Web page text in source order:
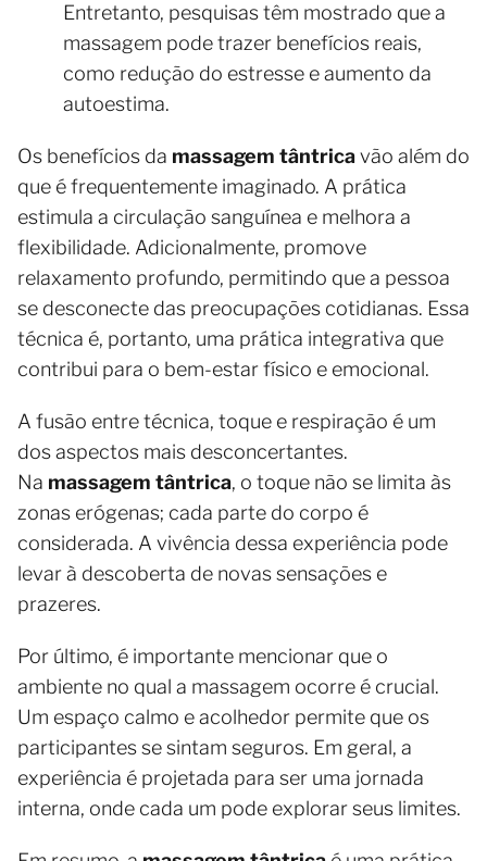
Entretanto, pesquisas têm mostrado que a
massagem pode trazer benefícios reais,
como redução do estresse e aumento da
autoestima.
Os benefícios da massagem tântricavão além do
que é frequentemente imaginado. A prática
estimula a circulação sanguínea e melhora a
flexibilidade. Adicionalmente, promove
relaxamento profundo, permitindo que a pessoa
se desconecte das preocupações cotidianas. Essa
técnica é, portanto, uma prática integrativa que
contribui para o bem-estar físico e emocional.
A fusão entre técnica, toque e respiração é um
dos aspectos mais desconcertantes.
Na massagem tântrica, o toque não se limita às
zonas erógenas; cada parte do corpo é
considerada. A vivência dessa experiência pode
levar à descoberta de novas sensações e
prazeres.
Por último, é importante mencionar que o
ambiente no qual a massagem ocorre é crucial.
Um espaço calmo e acolhedor permite que os
participantes se sintam seguros. Em geral, a
experiência é projetada para ser uma jornada
interna, onde cada um pode explorar seus limites.